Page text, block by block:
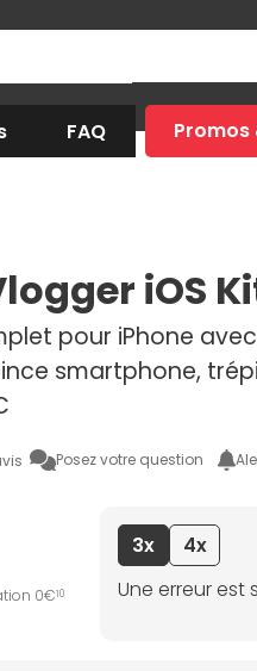
FAQ Promos
iOS
pour iPhone
smartphone,
Posez votre question
0€10
3x
4x
Une erreur est